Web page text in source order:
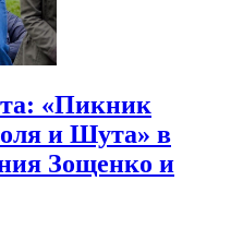
«Пикник
и Шута» в
Зощенко и